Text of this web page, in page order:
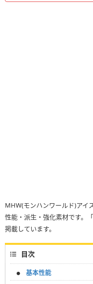
MHW(モンハンワールド)アイ
性能・派生・強化素材です。
掲載しています。
目次
基本性能